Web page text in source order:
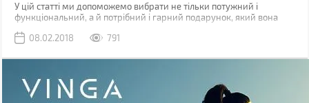
У цій статті ми допоможемо вибрати не тільки потужний і
функціональний, а й потрібний і гарний подарунок, який вона
08.02.2018
791